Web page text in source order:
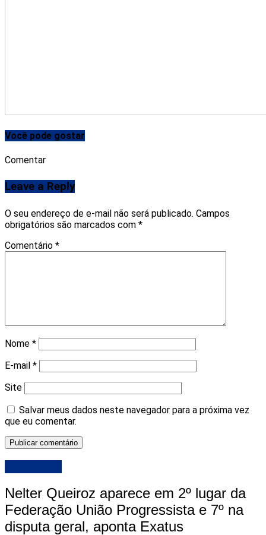
Você pode gostar
Comentar
Leave a Reply
O seu endereço de e-mail não será publicado. Campos
obrigatórios são marcados com *
Comentário *
Nome *
E-mail *
Site
Salvar meus dados neste navegador para a próxima vez
que eu comentar.
Nelter Queiroz aparece em 2º lugar da
Federação União Progressista e 7º na
disputa geral, aponta Exatus